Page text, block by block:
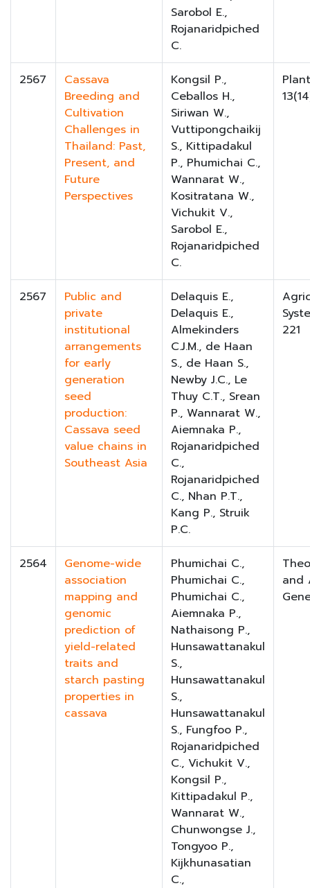
Sarobol E.,
Rojanaridpiched
C.
2567
Cassava
Breeding and
Cultivation
Challenges in
Thailand: Past,
Present, and
Future
Perspectives
Kongsil P.,
Ceballos H.,
Siriwan W.,
Vuttipongchaikij
S., Kittipadakul
P., Phumichai C.,
Wannarat W.,
Kositratana W.,
Vichukit V.,
Sarobol E.,
Rojanaridpiched
C.
2567
Public and
private
institutional
arrangements
for early
generation
seed
production:
Cassava seed
value chains in
Southeast Asia
Delaquis E.,
Delaquis E.,
Almekinders
C.J.M., de Haan
S., de Haan S.,
Newby J.C., Le
Thuy C.T., Srean
P., Wannarat W.,
Aiemnaka P.,
Rojanaridpiched
C.,
Rojanaridpiched
C., Nhan P.T.,
Kang P., Struik
P.C.
221
2564
Genome-wide
association
mapping and
genomic
prediction of
yield-related
traits and
starch pasting
properties in
cassava
Phumichai C.,
Phumichai C.,
Phumichai C.,
Aiemnaka P.,
Nathaisong P.,
Hunsawattanakul
S.,
Hunsawattanakul
S.,
Hunsawattanakul
S., Fungfoo P.,
Rojanaridpiched
C., Vichukit V.,
Kongsil P.,
Kittipadakul P.,
Wannarat W.,
Chunwongse J.,
Tongyoo P.,
Kijkhunasatian
C.,
and